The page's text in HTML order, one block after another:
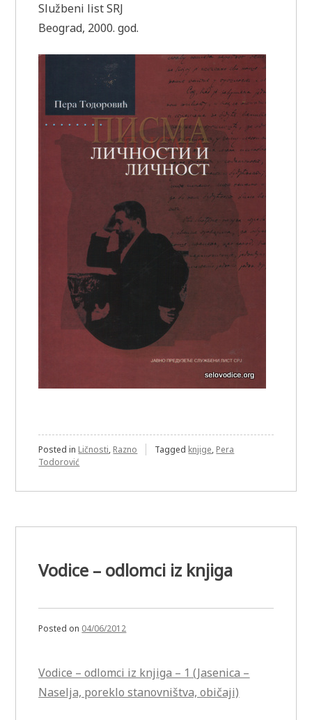
Službeni list SRJ
Beograd, 2000. god.
Posted in Ličnosti, Razno Tagged knjige, Pera
Todorović
Vodice – odlomci iz knjiga
Posted on 04/06/2012
Vodice – odlomci iz knjiga – 1 (Jasenica –
Naselja, poreklo stanovništva, običaji)